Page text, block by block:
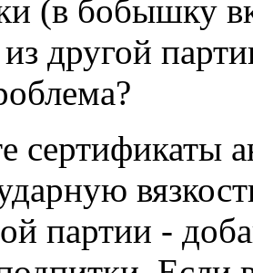
(в бобышку
другой
сертификаты
партии -